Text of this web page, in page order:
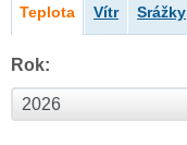
Teplota Vítr Srážky
Rok: